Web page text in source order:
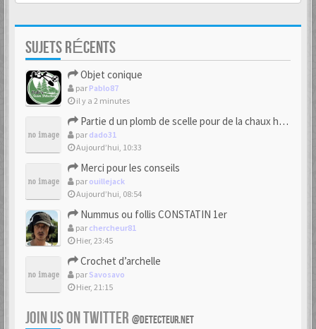
SUJETS RÉCENTS
Objet conique
par Pablo87
il y a 2 minutes
Partie d un plomb de scelle pour de la chaux hydraulique
par dado31
Aujourd’hui, 10:33
Merci pour les conseils
par ouillejack
Aujourd’hui, 08:54
Nummus ou follis CONSTATIN 1er
par chercheur81
Hier, 23:45
Crochet d’archelle
par Savosavo
Hier, 21:15
JOIN US ON TWITTER @DETECTEUR.NET